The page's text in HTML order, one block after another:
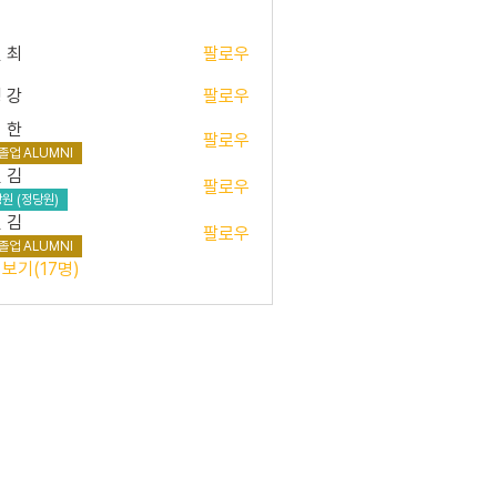
최
팔로우
강
팔로우
한
업 ALUMNI
팔로우
김
(정당원)
팔로우
김
업 ALUMNI
팔로우
기(17명)